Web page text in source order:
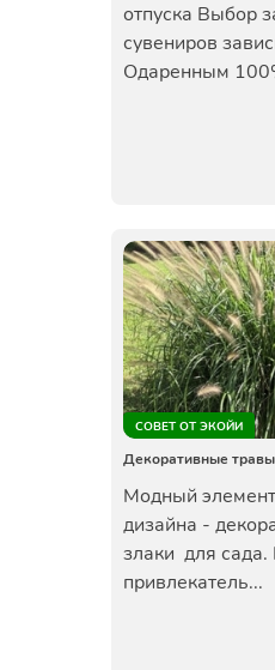
отпуска Выбор
сувениров
Одаренным
СОВЕТ ОТ ЭКОЙИ
Декоративные
Модный
дизайна -
злаки для сада.
привлекатель...